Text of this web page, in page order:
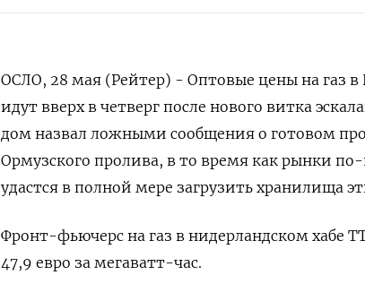
ОСЛО, 28 мая (Рейтер) - Оптовые цены на газ
идут вверх в четверг после нового витка
дом назвал ложными сообщения о ‌готовом
Ормузского пролива, в то время как рынки
удастся в полной мере загрузить хранилища
Фронт-фьючерс ​на газ в нидерландском ​хабе
47,9 евро за мегаватт-час.